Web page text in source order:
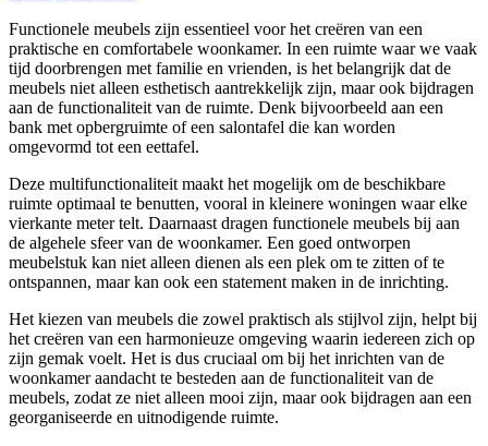
Functionele meubels zijn essentieel voor het creëren van een
praktische en comfortabele woonkamer. In een ruimte waar we vaak
tijd doorbrengen met familie en vrienden, is het belangrijk dat de
meubels niet alleen esthetisch aantrekkelijk zijn, maar ook bijdragen
aan de functionaliteit van de ruimte. Denk bijvoorbeeld aan een
bank met opbergruimte of een salontafel die kan worden
omgevormd tot een eettafel.
Deze multifunctionaliteit maakt het mogelijk om de beschikbare
ruimte optimaal te benutten, vooral in kleinere woningen waar elke
vierkante meter telt. Daarnaast dragen functionele meubels bij aan
de algehele sfeer van de woonkamer. Een goed ontworpen
meubelstuk kan niet alleen dienen als een plek om te zitten of te
ontspannen, maar kan ook een statement maken in de inrichting.
Het kiezen van meubels die zowel praktisch als stijlvol zijn, helpt bij
het creëren van een harmonieuze omgeving waarin iedereen zich op
zijn gemak voelt. Het is dus cruciaal om bij het inrichten van de
woonkamer aandacht te besteden aan de functionaliteit van de
meubels, zodat ze niet alleen mooi zijn, maar ook bijdragen aan een
georganiseerde en uitnodigende ruimte.